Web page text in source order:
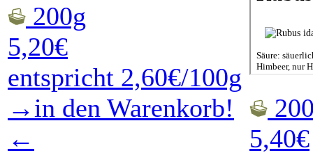
200g
5,20€
entspricht 2,60€/100g
→in den Warenkorb!
←
5,40€